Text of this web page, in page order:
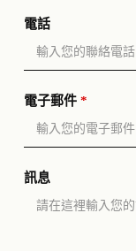
電話
電子郵件 *
訊息